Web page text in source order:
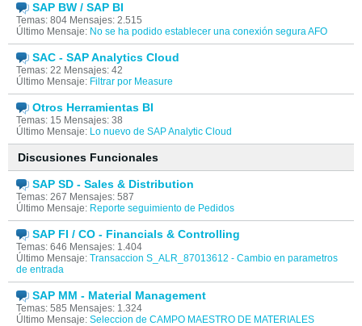
SAP BW / SAP BI
Temas: 804 Mensajes: 2.515
Último Mensaje: No se ha podido establecer una conexión segura AFO
SAC - SAP Analytics Cloud
Temas: 22 Mensajes: 42
Último Mensaje: Filtrar por Measure
Otros Herramientas BI
Temas: 15 Mensajes: 38
Último Mensaje: Lo nuevo de SAP Analytic Cloud
Discusiones Funcionales
SAP SD - Sales & Distribution
Temas: 267 Mensajes: 587
Último Mensaje: Reporte seguimiento de Pedidos
SAP FI / CO - Financials & Controlling
Temas: 646 Mensajes: 1.404
Último Mensaje: Transaccion S_ALR_87013612 - Cambio en parametros
de entrada
SAP MM - Material Management
Temas: 585 Mensajes: 1.324
Último Mensaje: Seleccion de CAMPO MAESTRO DE MATERIALES